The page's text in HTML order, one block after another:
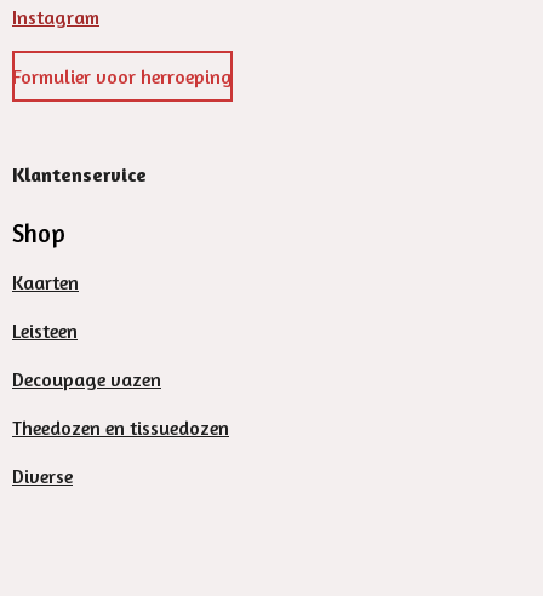
Instagram
Formulier voor herroeping
Klantenservice
Shop
Kaarten
Leisteen
Decoupage vazen
Theedozen en tissuedozen
Diverse